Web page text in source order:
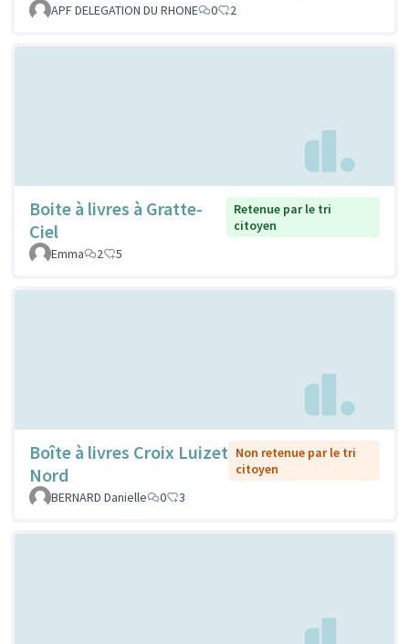
APF DELEGATION DU RHONE
0 2
Boite à livres à Gratte-
Ciel
Retenue par le tri
citoyen
Emma
2 5
Boîte à livres Croix Luizet
Nord
Non retenue par le tri
citoyen
BERNARD Danielle
0 3